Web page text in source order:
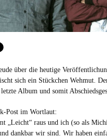
über die heutige
sich ein Stückchen Wehmut.
Album und somit
Post im Wortlaut:
„Leicht“ raus und ich (so als
dankbar wir sind. Wir haben